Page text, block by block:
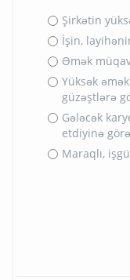
Şirkətin
İşin,
Əmək
Yüksək
güzəştlərə
Gələcək
etdiyinə görə
Maraqlı,